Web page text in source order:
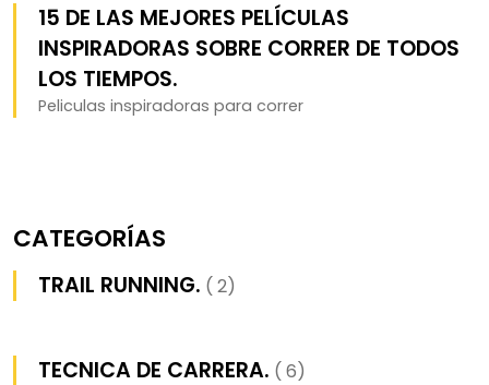
15 DE LAS MEJORES PELÍCULAS
INSPIRADORAS SOBRE CORRER DE TODOS
LOS TIEMPOS.
Peliculas inspiradoras para correr
CATEGORÍAS
TRAIL RUNNING. ( 2)
TECNICA DE CARRERA. ( 6)